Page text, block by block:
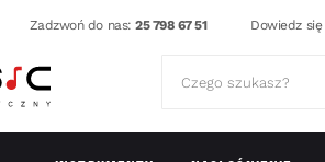
Zadzwoń do nas:25 798 67 51 Dowiedz